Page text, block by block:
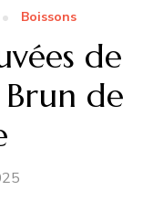
Boissons
de
de